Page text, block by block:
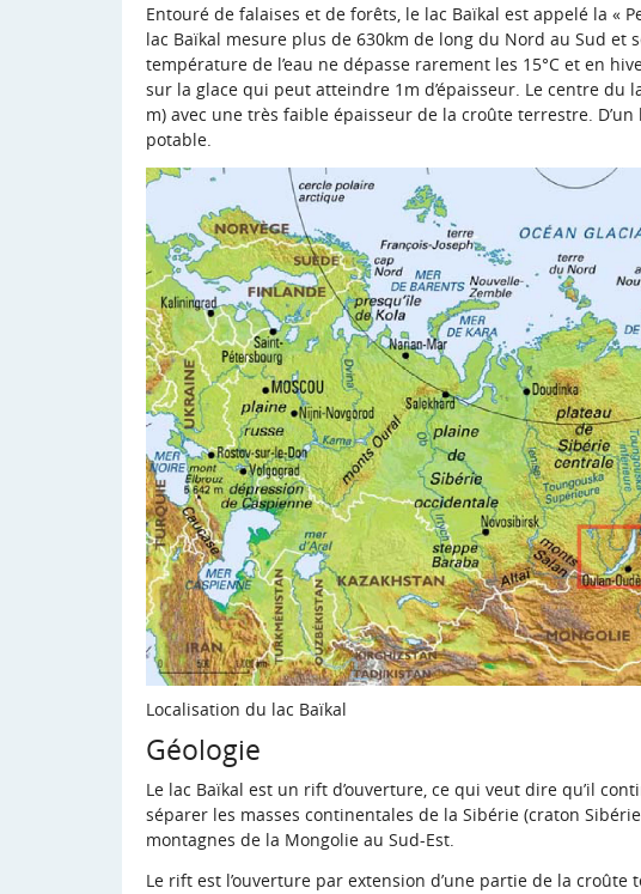
Entouré de falaises et de forêts, le lac Baïkal est appelé la «
lac Baïkal mesure plus de 630km de long du Nord au Sud et
température de l’eau ne dépasse rarement les 15°C et en
sur la glace qui peut atteindre 1m d’épaisseur. Le centre du
m) avec une très faible épaisseur de la croûte terrestre.
potable.
Localisation du lac Baïkal
Géologie
Le lac Baïkal est un rift d’ouverture, ce qui veut dire qu’il
séparer les masses continentales de la Sibérie (craton
montagnes de la Mongolie au Sud-Est.
Le rift est l’ouverture par extension d’une partie de la